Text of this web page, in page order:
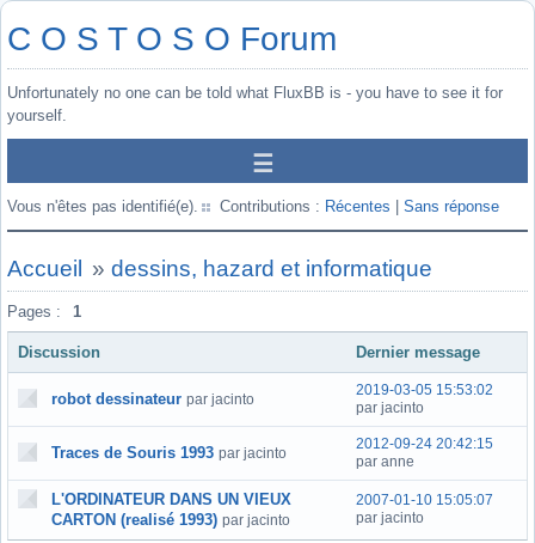
C O S T O S O Forum
Unfortunately no one can be told what FluxBB is - you have to see it for
yourself.
Vous n'êtes pas identifié(e). Contributions : Récentes Sans réponse
Accueil » dessins, hazard et informatique
Pages : 1
Discussion Dernier message
robot dessinateur par jacinto
2019-03-05 15:53:02
par jacinto
Traces de Souris 1993 par jacinto
2012-09-24 20:42:15
par anne
L'ORDINATEUR DANS UN VIEUX
CARTON (realisé 1993) par jacinto
2007-01-10 15:05:07
par jacinto